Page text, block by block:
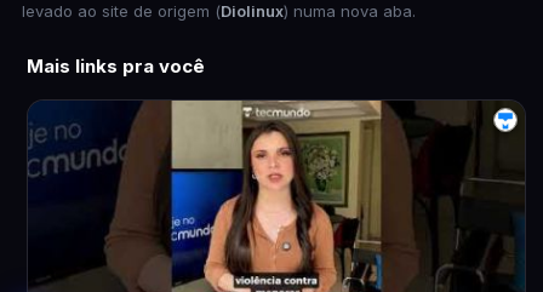
levado ao site de origem (Diolinux) numa nova aba.
Mais links pra você